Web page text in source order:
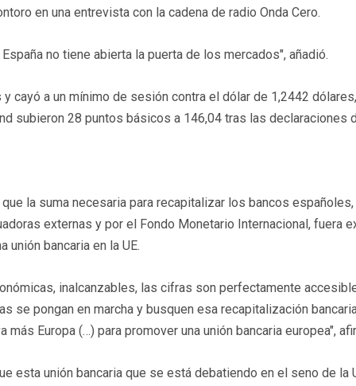
en una entrevista con la cadena de radio Onda Cero.
no tiene abierta la puerta de los mercados", añadió.
cayó a un mínimo de sesión contra el dólar de 1,2442
subieron 28 puntos básicos a 146,04 tras las declaraciones
la suma necesaria para recapitalizar los bancos
externas y por el Fondo Monetario Internacional, fuera
unión bancaria en la UE.
inalcanzables, las cifras son perfectamente
se pongan en marcha y busquen esa recapitalización
Europa (…) para promover una unión bancaria europea",
esta unión bancaria que se está debatiendo en el seno de la